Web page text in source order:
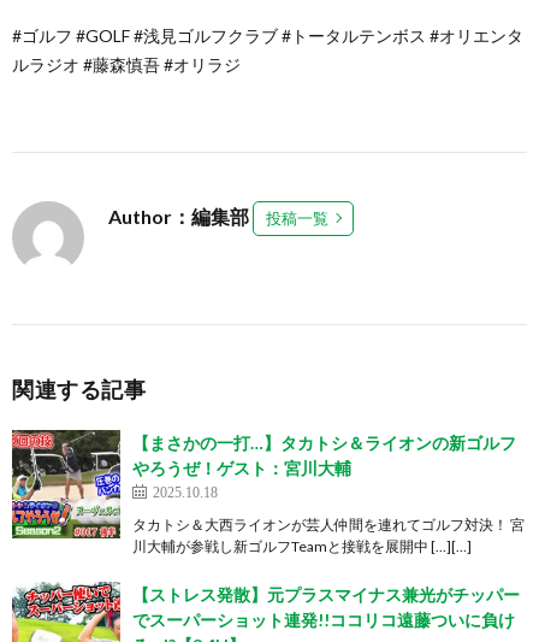
#ゴルフ #GOLF #浅見ゴルフクラブ #トータルテンボス #オリエンタ
ルラジオ #藤森慎吾 #オリラジ
Author：編集部 投稿一覧
関連する記事
【まさかの一打…】タカトシ＆ライオンの新ゴルフ
やろうぜ！ゲスト：宮川大輔
2025.10.18
タカトシ＆大西ライオンが芸人仲間を連れてゴルフ対決！ 宮
川大輔が参戦し新ゴルフTeamと接戦を展開中 […][…]
【ストレス発散】元プラスマイナス兼光がチッパー
でスーパーショット連発!!ココリコ遠藤ついに負け